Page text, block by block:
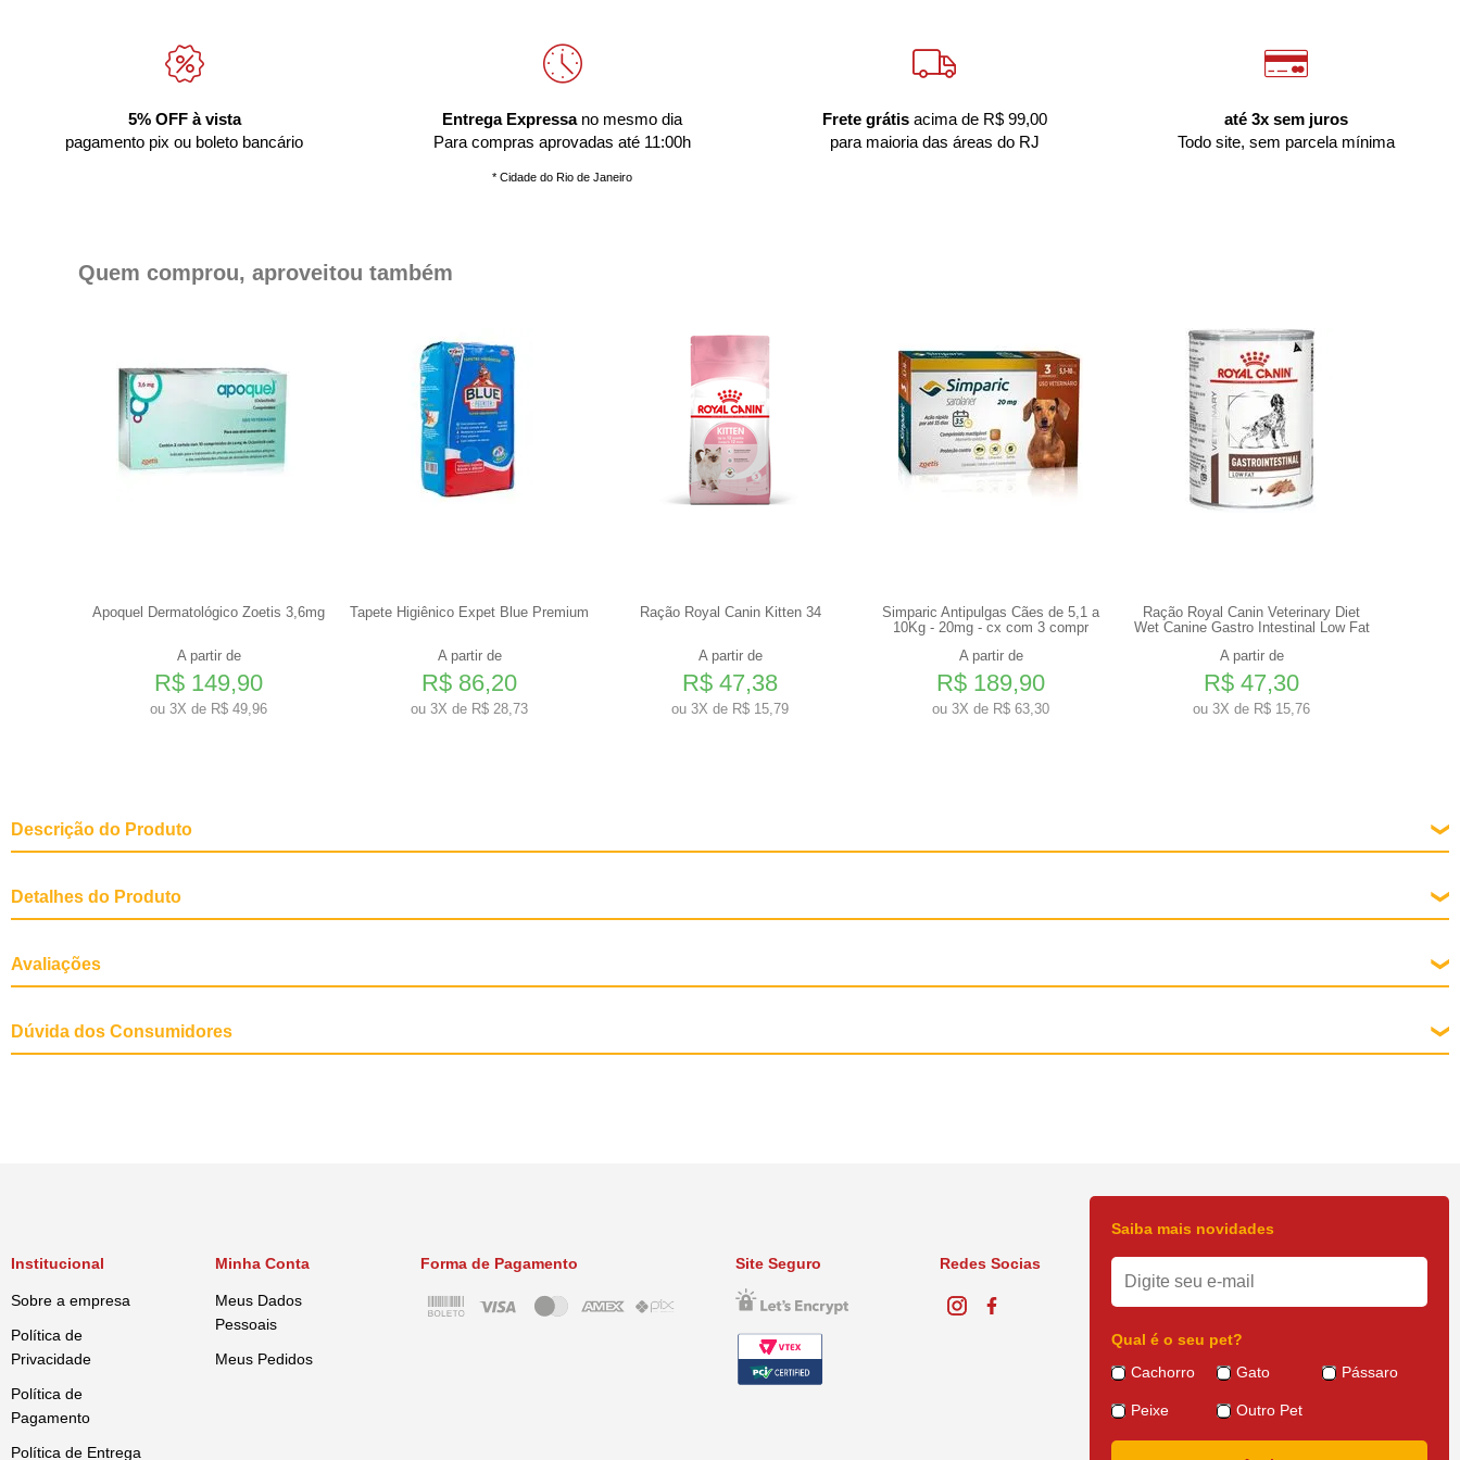
5% OFF à vista
pagamento pix ou boleto bancário
Entrega Expressano mesmo dia
Para compras aprovadas até 11:00h
* Cidade do Rio de Janeiro
Frete grátisacima de R$ 99,00
para maioria das áreas do RJ
até 3x sem juros
Todo site, sem parcela mínima
Quem comprou, aproveitou também
Apoquel Dermatológico Zoetis 3,6mg
A partir de
R$ 149,90
ou 3X de R$ 49,96
Tapete Higiênico Expet Blue Premium
A partir de
R$ 86,20
ou 3X de R$ 28,73
Ração Royal Canin Kitten 34
A partir de
R$ 47,38
ou 3X de R$ 15,79
Simparic Antipulgas Cães de 5,1 a
10Kg - 20mg - cx com 3 compr
A partir de
R$ 189,90
ou 3X de R$ 63,30
Ração Royal Canin Veterinary Diet
Wet Canine Gastro Intestinal Low Fat
A partir de
R$ 47,30
ou 3X de R$ 15,76
Descrição do Produto
Detalhes do Produto
Tamanho do Pet
Aplicação
Avaliações
Dúvida dos Consumidores
Institucional
Sobre a empresa
Política de
Privacidade
Política de
Pagamento
Política de Entrega
Minha Conta
Meus Dados
Pessoais
Meus Pedidos
Forma de Pagamento Site Seguro Redes Socias
Saiba mais novidades
Qual é o seu pet?
Cachorro
Gato Pássaro
Peixe Outro Pet